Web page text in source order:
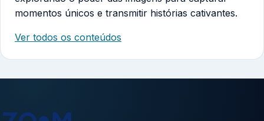
momentos únicos e transmitir histórias cativantes.
Ver todos os conteúdos